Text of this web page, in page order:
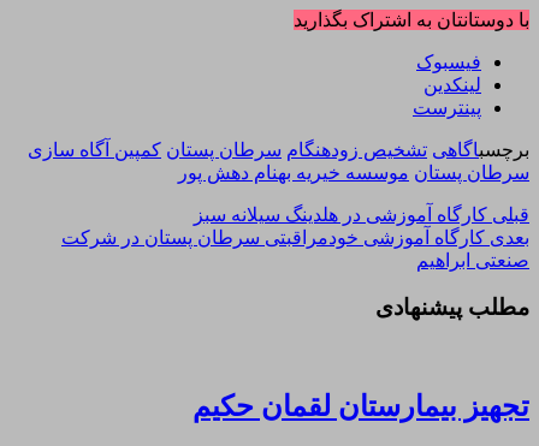
با دوستانتان به اشتراک بگذارید
فیسبوک
لینکدین
پینترست
برچسباگاهی تشخیص زودهنگام سرطان پستان کمپین آگاه سازی
سرطان پستان موسسه خیریه بهنام دهش پور
قبلی کارگاه آموزشی در هلدینگ سیلانه سبز
بعدی کارگاه آموزشی خودمراقبتی سرطان پستان در شرکت
صنعتی ابراهیم
مطلب پیشنهادی
تجهیز بیمارستان لقمان حکیم